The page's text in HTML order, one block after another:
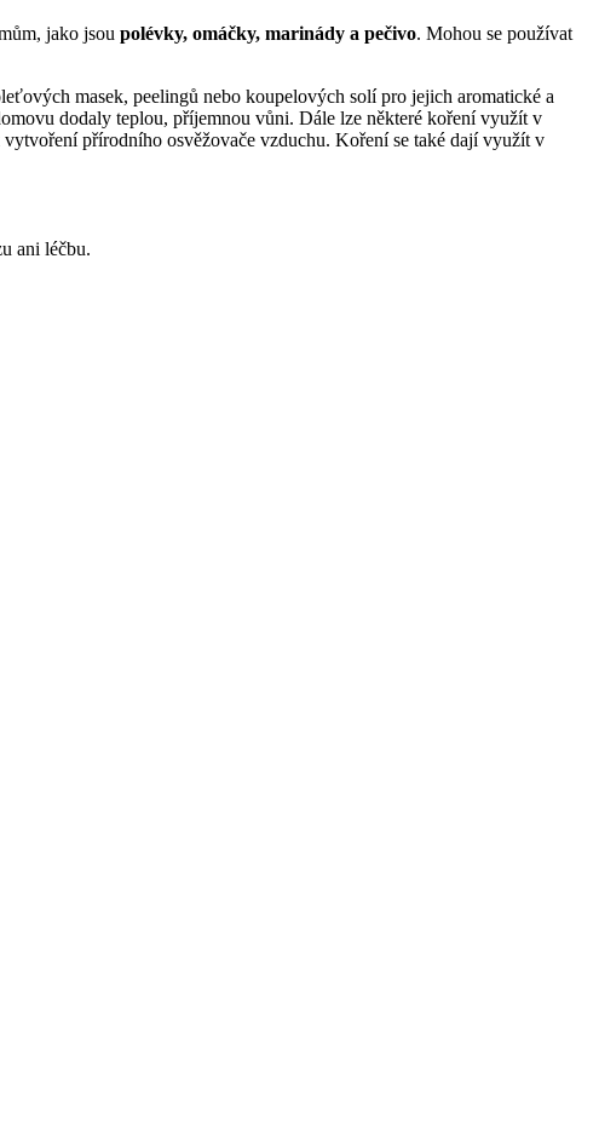
jako jsou polévky, omáčky, marinády a pečivo. Mohou se používat
masek, peelingů nebo koupelových solí pro jejich aromatické a
dodaly teplou, příjemnou vůni. Dále lze některé koření využít v
přírodního osvěžovače vzduchu. Koření se také dají využít v
ani léčbu.